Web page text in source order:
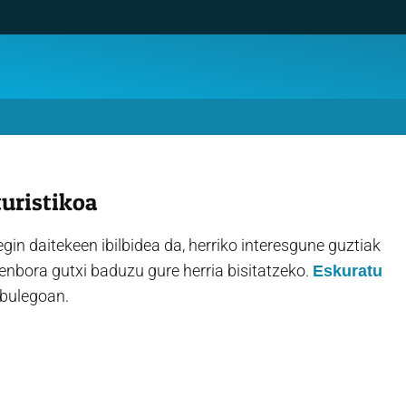
daitekeen ibilbidea da, herriko interesgune guztiak
gutxi baduzu gure herria bisitatzeko. Eskuratu